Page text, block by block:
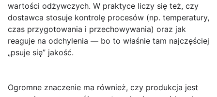
wartości odżywczych. W praktyce liczy się też, czy
dostawca stosuje kontrolę procesów (np. temperatury,
czas przygotowania i przechowywania) oraz jak
reaguje na odchylenia — bo to właśnie tam najczęściej
„psuje się” jakość.
Ogromne znaczenie ma również, czy produkcja jest